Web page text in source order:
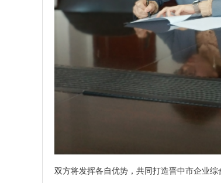
双方将发挥各自优势，共同打造晋中市企业